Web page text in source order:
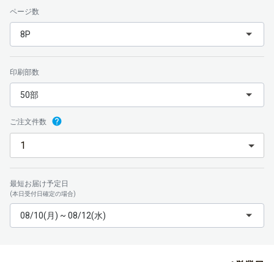
ページ数
8P
印刷部数
50部
ご注文件数
最短お届け予定日
(本日受付日確定の場合)
08/10(月) ~ 08/12(水)